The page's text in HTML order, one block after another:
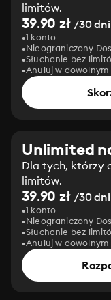
limitów.
39.90 zł/30 dni
1 konto
Nieograniczony
Słuchanie bez
Anuluj w
Unlimited
Dla tych, którzy
limitów.
39.90 zł/30 dni
1 konto
Nieograniczony
Słuchanie bez
Anuluj w